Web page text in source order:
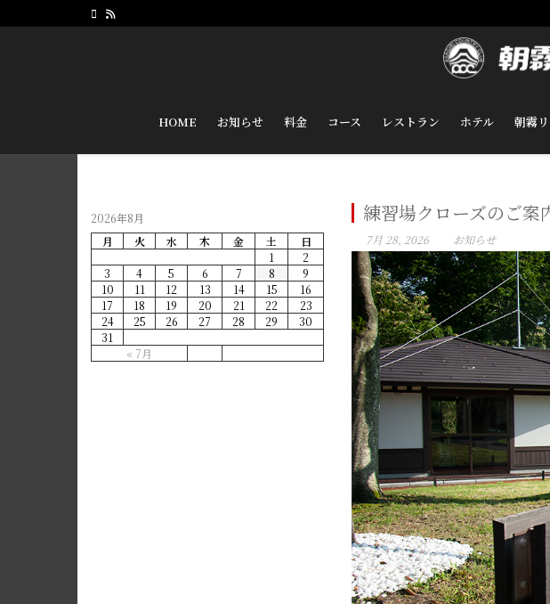
HOME お知らせ 料金 コース レストラン ホテル 朝霧
練習場クローズのご案
7月 28, 2026 お知らせ
2026年8月
月
火 水 木 金 土 日
« 7月
1
2
3
4 5 6 7 8
9
10
11 12 13 14 15
16
17
18 19 20 21 22
23
24
25 26 27 28 29
30
31